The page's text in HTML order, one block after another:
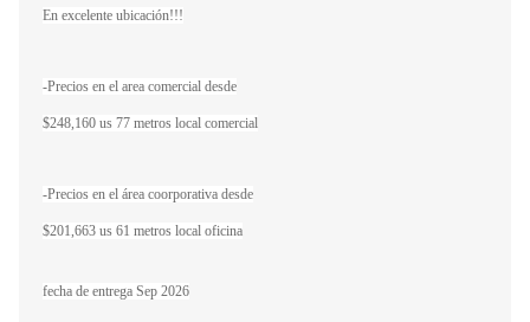
En excelente ubicación!!!
-Precios en el area comercial desde
$248,160 us 77 metros local comercial
-Precios en el área coorporativa desde
$201,663 us 61 metros local oficina
fecha de entrega Sep 2026